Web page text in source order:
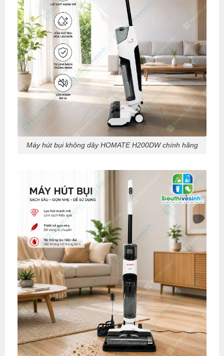
Máy hút bụi không dây HOMATE H200DW chính hãng